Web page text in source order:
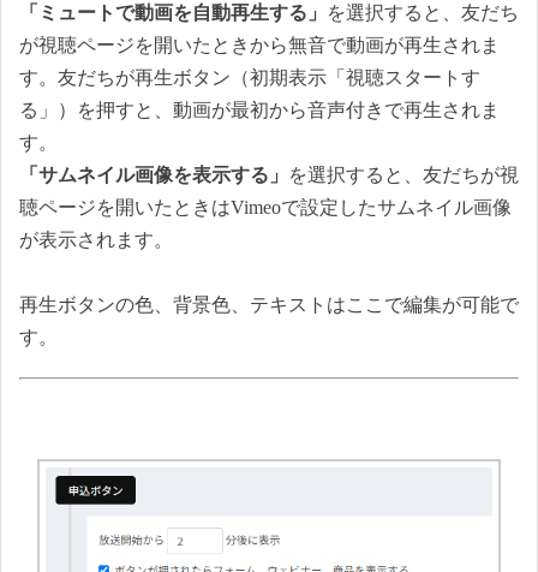
「ミュートで動画を自動再生する」
を選択すると、友だち
が視聴ページを開いたときから無音で動画が再生されま
す。友だちが再生ボタン（初期表示「視聴スタートす
る」）を押すと、動画が最初から音声付きで再生されま
す。
「サムネイル画像を表示する」
を選択すると、友だちが視
聴ページを開いたときはVimeoで設定したサムネイル画像
が表示されます。
再生ボタンの色、背景色、テキストはここで編集が可能で
す。